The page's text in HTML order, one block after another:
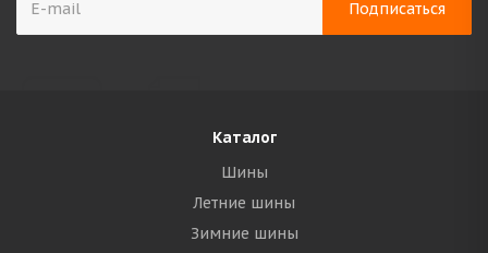
Каталог
Шины
Летние шины
Зимние шины